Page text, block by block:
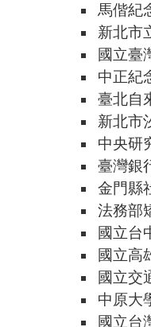
馬偕紀
新北市
國立臺
中正紀
臺北自
新北市
中央研
臺灣銀
金門縣
法務部
國立台
國立高
國立交
中原大
國立台